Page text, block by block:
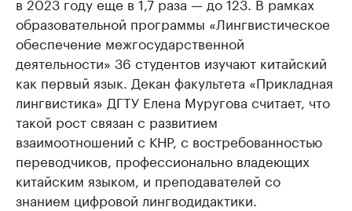
образовательной программы «Лингвистическое
обеспечение межгосударственной
деятельности» 36 студентов изучают китайский
как первый язык. Декан факультета «Прикладная
лингвистика» ДГТУ Елена Муругова считает, что
такой рост связан с развитием
взаимоотношений с КНР, с востребованностью
переводчиков, профессионально владеющих
китайским языком, и преподавателей со
знанием цифровой лингводидактики.